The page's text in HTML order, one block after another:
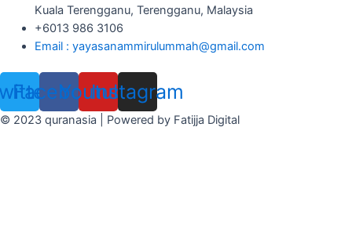
Kuala Terengganu, Terengganu, Malaysia
+6013 986 3106
Email : yayasanammirulummah@gmail.com
Facebook
Youtube
Instagram
© 2023 quranasia | Powered by Fatijja Digital